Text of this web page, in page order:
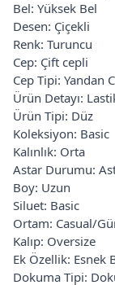
Bel: Yüksek Bel
Desen: Çiçekli
Renk: Turuncu
Cep: Çift cepli
Cep Tipi: Yandan
Ürün Detayı:
Ürün Tipi: Düz
Koleksiyon: Basic
Kalınlık: Orta
Astar Durumu:
Boy: Uzun
Siluet: Basic
Ortam: Casual/
Kalıp: Oversize
Ek Özellik: Esnek
Dokuma Tipi: